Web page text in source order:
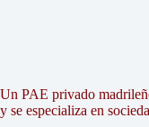
Un PAE privado
y se especializa en